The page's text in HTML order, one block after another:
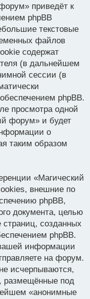
приведёт к
phpBB
текстовые
файлов
содержат
(в дальнейшем
сессии (в
phpBB.
просмотра одной
форум» и будет
о
таким образом
«Магический
внешние по
phpBB,
документа, целью
страниц, созданных
phpBB.
информации
на форум.
исчерпываются,
под
«анонимные